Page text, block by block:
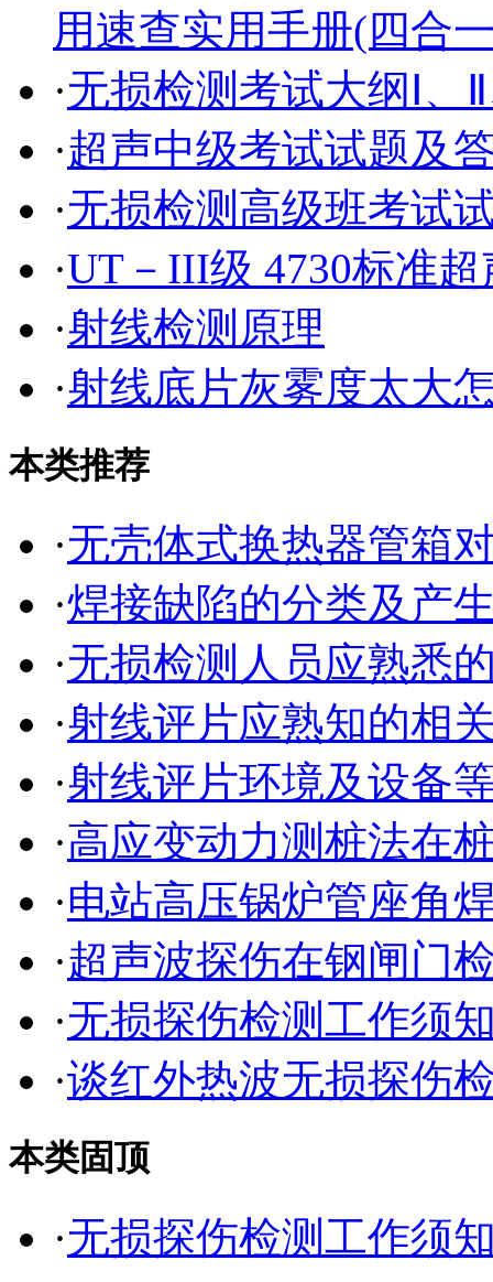
用速查实用手册(四合
·无损检测考试大纲Ⅰ、
·超声中级考试试题及
·无损检测高级班考试
·UT－III级 4730标准
·射线检测原理
·射线底片灰雾度太大
本类推荐
·无壳体式换热器管箱
·焊接缺陷的分类及产
·无损检测人员应熟悉
·射线评片应熟知的相
·射线评片环境及设备
·高应变动力测桩法在
·电站高压锅炉管座角
·超声波探伤在钢闸门
·无损探伤检测工作须
·谈红外热波无损探伤
本类固顶
·无损探伤检测工作须